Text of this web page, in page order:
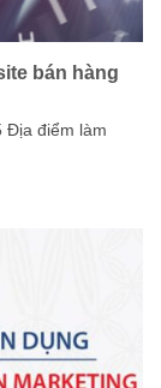
bán hàng
Địa điểm làm